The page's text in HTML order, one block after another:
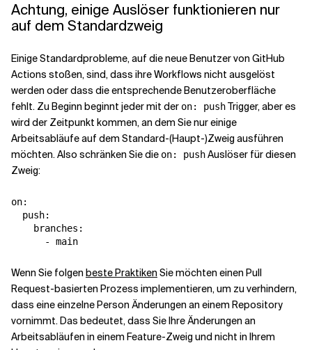
Achtung, einige Auslöser funktionieren nur
auf dem Standardzweig
Einige Standardprobleme, auf die neue Benutzer von GitHub
Actions stoßen, sind, dass ihre Workflows nicht ausgelöst
werden oder dass die entsprechende Benutzeroberfläche
fehlt. Zu Beginn beginnt jeder mit der on: pushTrigger, aber es
wird der Zeitpunkt kommen, an dem Sie nur einige
Arbeitsabläufe auf dem Standard-(Haupt-)Zweig ausführen
möchten. Also schränken Sie die on: pushAuslöser für diesen
Zweig:
on:
push:
branches :
-
main
Wenn Sie folgen beste Praktiken Sie möchten einen Pull
Request-basierten Prozess implementieren, um zu verhindern,
dass eine einzelne Person Änderungen an einem Repository
vornimmt. Das bedeutet, dass Sie Ihre Änderungen an
Arbeitsabläufen in einem Feature-Zweig und nicht in Ihrem